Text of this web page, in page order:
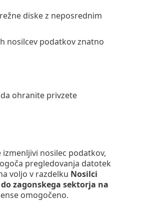
diske z neposrednim
nosilcev podatkov znatno
ohranite privzete
nosilec podatkov,
pregledovanja datotek
voljo v razdelku Nosilci
zagonskega sektorja na
omogočeno.